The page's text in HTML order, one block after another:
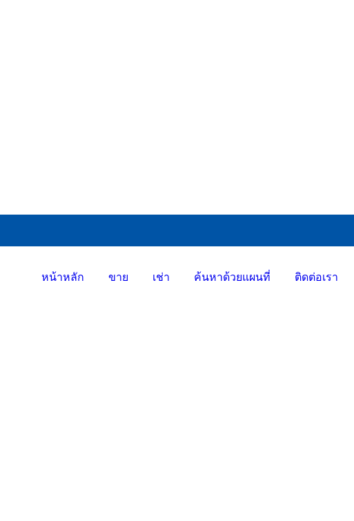
หน้าหลัก ขาย เช่า ค้นหาด้วยแผนที่ ติดต่อเรา